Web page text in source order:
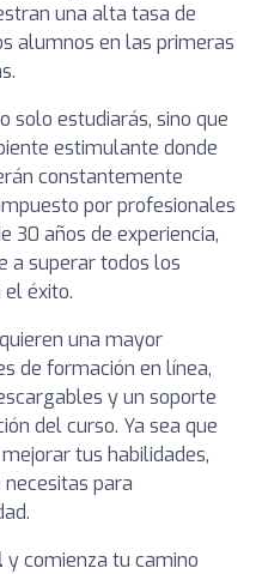
una alta tasa de
alumnos en las primeras
solo estudiarás, sino que
estimulante donde
constantemente
por profesionales
30 años de experiencia,
a superar todos los
éxito.
una mayor
de formación en línea,
y un soporte
del curso. Ya sea que
tus habilidades,
para
y comienza tu camino